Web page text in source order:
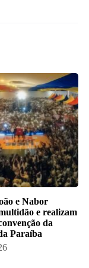
e Nabor
e realizam
da
Paraíba